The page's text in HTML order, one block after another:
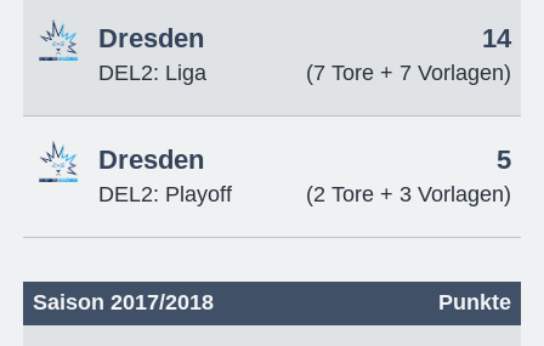
Dresden
DEL2: Liga
14
(7 Tore + 7 Vorlagen)
Dresden
DEL2: Playoff
5
(2 Tore + 3 Vorlagen)
Saison 2017/2018 Punkte